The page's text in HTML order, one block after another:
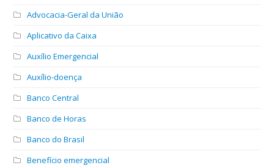
Advocacia-Geral da União
Aplicativo da Caixa
Auxílio Emergencial
Auxílio-doença
Banco Central
Banco de Horas
Banco do Brasil
Benefício emergencial